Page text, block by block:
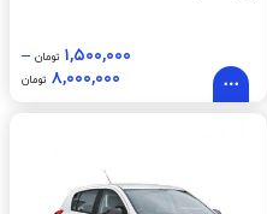
۱,۵۰۰,۰۰۰ تومان –
۸,۰۰۰,۰۰۰ تومان